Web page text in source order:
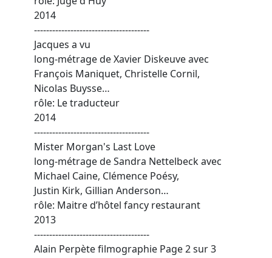
2014
--------------------------------------
Jacques a vu
long-métrage de Xavier Diskeuve avec
François Maniquet, Christelle Cornil,
Nicolas Buysse…
rôle: Le traducteur
2014
--------------------------------------
Mister Morgan's Last Love
long-métrage de Sandra Nettelbeck avec
Michael Caine, Clémence Poésy,
Justin Kirk, Gillian Anderson…
rôle: Maitre d’hôtel fancy restaurant
2013
--------------------------------------
Alain Perpète filmographie Page 2 sur 3